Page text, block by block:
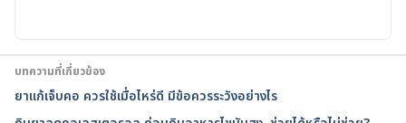
tml. Accessed November 25, 2019
บทความที่เกี่ยวข้อง
ยาแก้เจ็บคอ ควรใช้เมื่อไหร่ดี มีข้อควรระวังอย่างไร